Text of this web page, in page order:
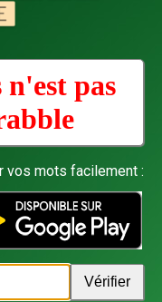
pas
vos mots facilement :